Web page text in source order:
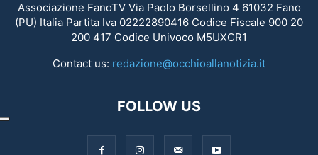
Associazione FanoTV Via Paolo Borsellino 4 61032 Fano
(PU) Italia Partita Iva 02222890416 Codice Fiscale 900 20
200 417 Codice Univoco M5UXCR1
Contact us: redazione@occhioallanotizia.it
FOLLOW US